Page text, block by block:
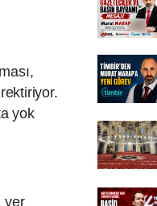
yok
yer